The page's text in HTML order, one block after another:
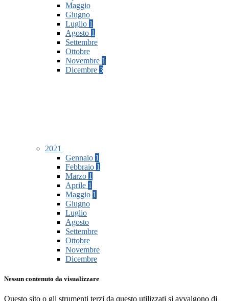
Maggio
Giugno
Luglio 1
Agosto 1
Settembre
Ottobre
Novembre 1
Dicembre 3
2021
Gennaio 1
Febbraio 1
Marzo 1
Aprile 1
Maggio 1
Giugno
Luglio
Agosto
Settembre
Ottobre
Novembre
Dicembre
Nessun contenuto da visualizzare
Questo sito o gli strumenti terzi da questo utilizzati si avvalgono di